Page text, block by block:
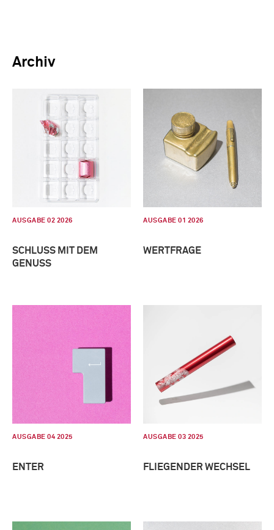
Archiv
AUSGABE 02 2026
SCHLUSS MIT DEM
GENUSS
AUSGABE 01 2026
WERTFRAGE
AUSGABE 04 2025
ENTER
AUSGABE 03 2025
FLIEGENDER WECHSEL